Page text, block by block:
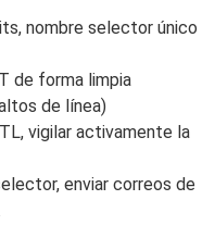
nombre selector único
de forma limpia
de línea)
vigilar activamente la
enviar correos de